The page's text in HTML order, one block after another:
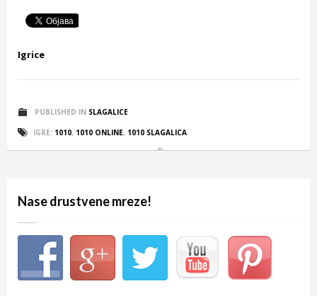
Igrice
PUBLISHED IN SLAGALICE
IGRE: 1010, 1010 ONLINE, 1010 SLAGALICA
Nase drustvene mreze!